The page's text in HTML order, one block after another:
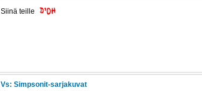
Siinä teille
Vs: Simpsonit-sarjakuvat